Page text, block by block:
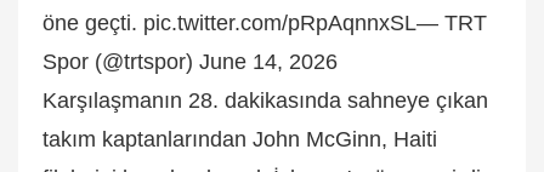
öne geçti. pic.twitter.com/pRpAqnnxSL— TRT
Spor (@trtspor) June 14, 2026
Karşılaşmanın 28. dakikasında sahneye çıkan
takım kaptanlarından John McGinn, Haiti